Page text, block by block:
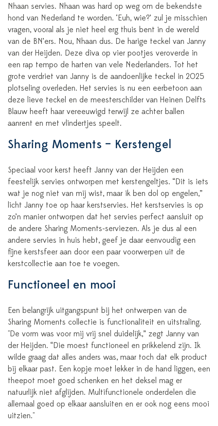
Nhaan servies. Nhaan was hard op weg om de bekendste
hond van Nederland te worden. ‘Euh, wie?’ zul je misschien
vragen, vooral als je niet heel erg thuis bent in de wereld
van de BN’ers. Nou, Nhaan dus. De harige teckel van Janny
van der Heijden. Deze diva op vier pootjes veroverde in
een rap tempo de harten van vele Nederlanders. Tot het
grote verdriet van Janny is de aandoenlijke teckel in 2025
plotseling overleden. Het servies is nu een eerbetoon aan
deze lieve teckel en de meesterschilder van Heinen Delfts
Blauw heeft haar vereeuwigd terwijl ze achter ballen
aanrent en met vlindertjes speelt.
Sharing Moments – Kerstengel
Speciaal voor kerst heeft Janny van der Heijden een
feestelijk servies ontworpen met kerstengeltjes. “Dit is iets
wat je nog niet van mij wist, maar ik ben dol op engelen,”
licht Janny toe op haar kerstservies. Het kerstservies is op
zo’n manier ontworpen dat het servies perfect aansluit op
de andere Sharing Moments-serviezen. Als je dus al een
andere servies in huis hebt, geef je daar eenvoudig een
fijne kerstsfeer aan door een paar voorwerpen uit de
kerstcollectie aan toe te voegen.
Functioneel en mooi
Een belangrijk uitgangspunt bij het ontwerpen van de
Sharing Moments collectie is functionaliteit en uitstraling.
"De vorm was voor mij vrij snel duidelijk,” zegt Janny van
der Heijden. “Die moest functioneel en prikkelend zijn. Ik
wilde graag dat alles anders was, maar toch dat elk product
bij elkaar past. Een kopje moet lekker in de hand liggen, een
theepot moet goed schenken en het deksel mag er
natuurlijk niet afglijden. Multifunctionele onderdelen die
allemaal goed op elkaar aansluiten en er ook nog eens mooi
uitzien."